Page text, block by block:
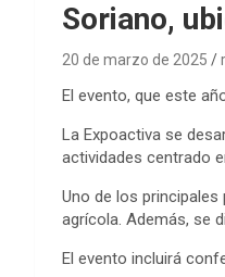
Soriano,
20 de marzo de 2025
El evento, que este
La Expoactiva se
actividades centrado
Uno de los
agrícola. Además, se
El evento incluirá